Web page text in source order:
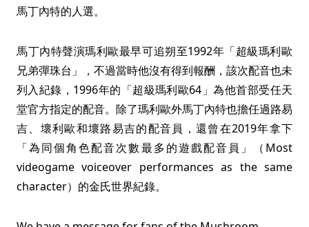
馬丁內特的人選。
馬丁內特聲演瑪利歐最早可追朔至1992年「超級瑪利歐
兄弟彈珠台」，不過當時他沒有得到報酬，該次配音也未
列入紀錄，1996年的「超級瑪利歐64」為他首部受任天
堂官方指定的配音。除了瑪利歐外馬丁內特也擔任過路易
吉、壞利歐和壞路易吉的配音員，還曾在2019年拿下
「為同個角色配音次數最多的遊戲配音員」（Most
videogame voiceover performances as the same
character）的金氏世界紀錄。